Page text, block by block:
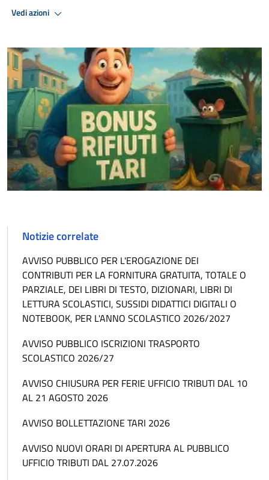
Vedi azioni
Notizie correlate
AVVISO PUBBLICO PER L'EROGAZIONE DEI
CONTRIBUTI PER LA FORNITURA GRATUITA, TOTALE O
PARZIALE, DEI LIBRI DI TESTO, DIZIONARI, LIBRI DI
LETTURA SCOLASTICI, SUSSIDI DIDATTICI DIGITALI O
NOTEBOOK, PER L'ANNO SCOLASTICO 2026/2027
AVVISO PUBBLICO ISCRIZIONI TRASPORTO
SCOLASTICO 2026/27
AVVISO CHIUSURA PER FERIE UFFICIO TRIBUTI DAL 10
AL 21 AGOSTO 2026
AVVISO BOLLETTAZIONE TARI 2026
AVVISO NUOVI ORARI DI APERTURA AL PUBBLICO
UFFICIO TRIBUTI DAL 27.07.2026